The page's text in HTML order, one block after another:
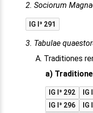
2. Sociorum
IG I³ 291
3. Tabulae
A. Traditiones
a)
IG I³ 292 IG
IG I³ 296
IG